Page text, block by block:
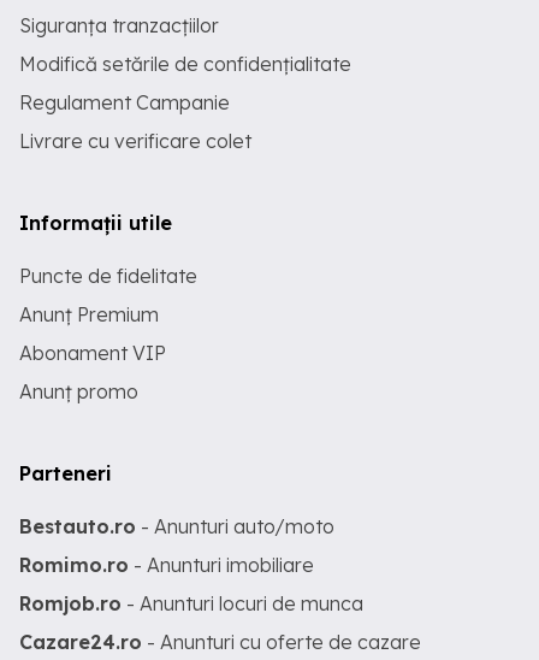
Siguranța tranzacțiilor
Modifică setările de confidențialitate
Regulament Campanie
Livrare cu verificare colet
Informații utile
Puncte de fidelitate
Anunț Premium
Abonament VIP
Anunț promo
Parteneri
Bestauto.ro - Anunturi auto/moto
Romimo.ro - Anunturi imobiliare
Romjob.ro - Anunturi locuri de munca
Cazare24.ro - Anunturi cu oferte de cazare